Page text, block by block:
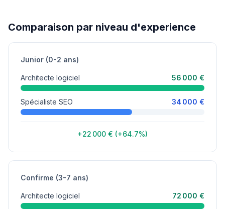
Comparaison par niveau d'experience
Junior (0-2 ans)
Architecte logiciel 56 000 €
Spécialiste SEO 34 000 €
+22 000 € (+64.7%)
Confirme (3-7 ans)
Architecte logiciel 72 000 €